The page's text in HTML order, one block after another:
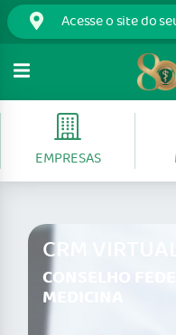
EMPRESAS
CRM VIRTUAL
CONSELHO
MEDICINA